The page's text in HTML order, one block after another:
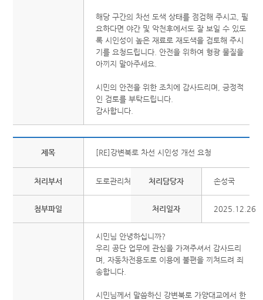
해당 구간의 차선 도색 상태를 점검해 주시고, 필
요하다면 야간 및 악천후에서도 잘 보일 수 있도
록 시인성이 높은 재료로 재도색을 검토해 주시
기를 요청드립니다. 안전을 위하여 형광 물질을
아끼지 말아주세요.
시민의 안전을 위한 조치에 감사드리며, 긍정적
인 검토를 부탁드립니다.
감사합니다.
제목 [RE]강변북로 차선 시인성 개선 요청
처리부서 도로관리처 처리담당자 손성국
첨부파일 처리일자 2025.12.26
시민님 안녕하십니까?
우리 공단 업무에 관심을 가져주셔서 감사드리
며, 자동차전용도로 이용에 불편을 끼쳐드려 죄
송합니다.
시민님께서 말씀하신 강변북로 가양대교에서 한